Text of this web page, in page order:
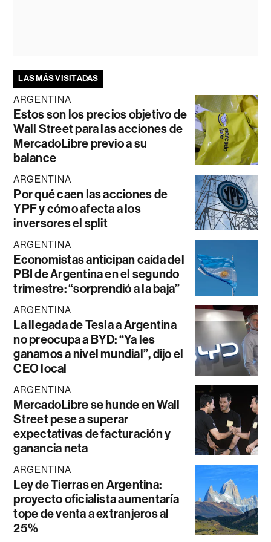
LAS MÁS VISITADAS
ARGENTINA
Estos son los precios objetivo de
Wall Street para las acciones de
MercadoLibre previo a su
balance
ARGENTINA
Por qué caen las acciones de
YPF y cómo afecta a los
inversores el split
ARGENTINA
Economistas anticipan caída del
PBI de Argentina en el segundo
trimestre: “sorprendió a la baja”
ARGENTINA
La llegada de Tesla a Argentina
no preocupa a BYD: “Ya les
ganamos a nivel mundial”, dijo el
CEO local
ARGENTINA
MercadoLibre se hunde en Wall
Street pese a superar
expectativas de facturación y
ganancia neta
ARGENTINA
Ley de Tierras en Argentina:
proyecto oficialista aumentaría
tope de venta a extranjeros al
25%